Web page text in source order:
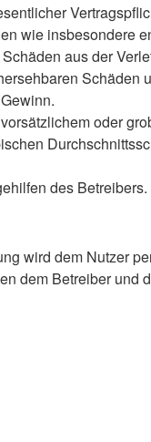
wie insbesondere
aus der
oder
des Betreibers.
wird dem Nutzer
dem Betreiber und